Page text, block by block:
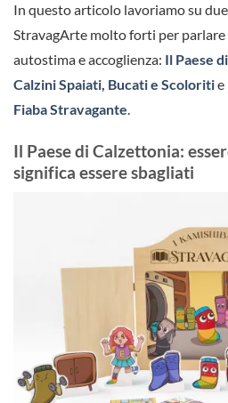
In questo articolo lavoriamo su
StravagArte molto forti per
autostima e accoglienza: Il Paese
Calzini Spaiati, Bucati e Scoloritie
Fiaba Stravagante.
Il Paese di Calzettonia:
significa essere sbagliati